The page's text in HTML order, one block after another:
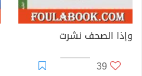
وإذا الصحف نشرت
39